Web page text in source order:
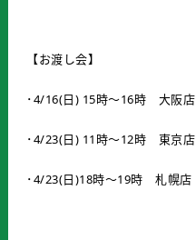
【お渡し会】
･4/16(日) 15時～16時 大阪店
･4/23(日) 11時～12時 東京店
･4/23(日)18時～19時 札幌店